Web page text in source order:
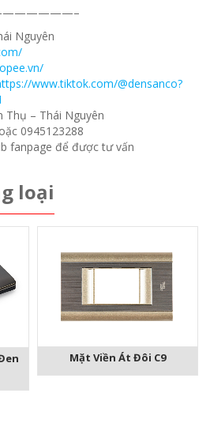
Nguyên
www.tiktok.com/@densanco?
Thụ – Thái Nguyên
0945123288
fanpage để được tư vấn
loại
Mặt Viền Át Đôi C9